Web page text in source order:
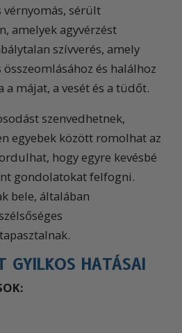
vérnyomás, sérült
amelyek agyvérzést
szívverés, amely
összeomlásához és halálhoz
a májat, a vesét és a tüdőt.
szenvedhetnek,
egyebek között romolhat az
hogy egyre kevésbé
gondolatokat felfogni.
bele, általában
GYILKOS HATÁSAI